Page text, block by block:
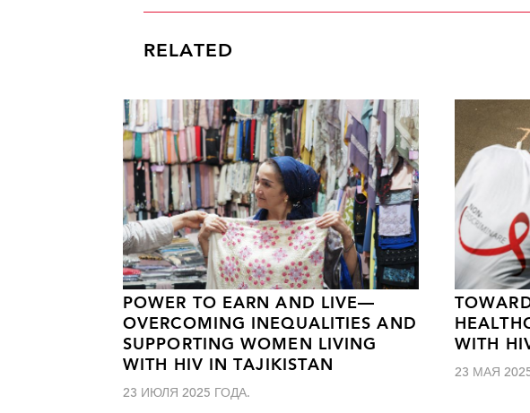
RELATED
POWER TO EARN AND LIVE—
OVERCOMING INEQUALITIES AND
SUPPORTING WOMEN LIVING
WITH HIV IN TAJIKISTAN
23 ИЮЛЯ 2025 ГОДА.
WITH
23 МАЯ